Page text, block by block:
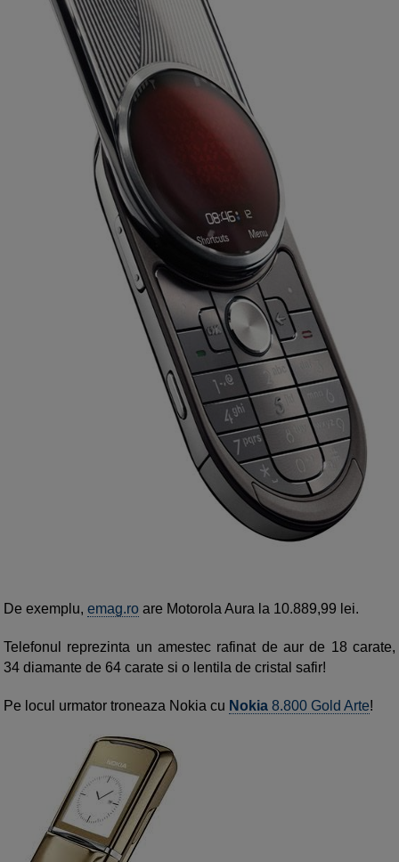
De exemplu, emag.ro are Motorola Aura la 10.889,99 lei.
Telefonul reprezinta un amestec rafinat de aur de 18 carate,
34 diamante de 64 carate si o lentila de cristal safir!
Pe locul urmator troneaza Nokia cu Nokia 8.800 Gold Arte!